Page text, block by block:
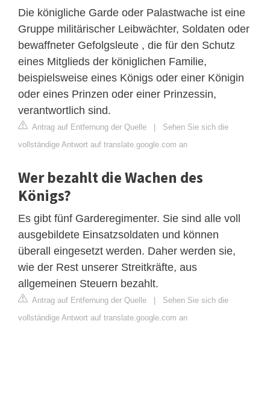
Die königliche Garde oder Palastwache ist eine
Gruppe militärischer Leibwächter, Soldaten oder
bewaffneter Gefolgsleute , die für den Schutz
eines Mitglieds der königlichen Familie,
beispielsweise eines Königs oder einer Königin
oder eines Prinzen oder einer Prinzessin,
verantwortlich sind.
Antrag auf Entfernung der Quelle | Sehen Sie sich die
vollständige Antwort auf translate.google.com an
Wer bezahlt die Wachen des
Königs?
Es gibt fünf Garderegimenter. Sie sind alle voll
ausgebildete Einsatzsoldaten und können
überall eingesetzt werden. Daher werden sie,
wie der Rest unserer Streitkräfte, aus
allgemeinen Steuern bezahlt.
Antrag auf Entfernung der Quelle | Sehen Sie sich die
vollständige Antwort auf translate.google.com an